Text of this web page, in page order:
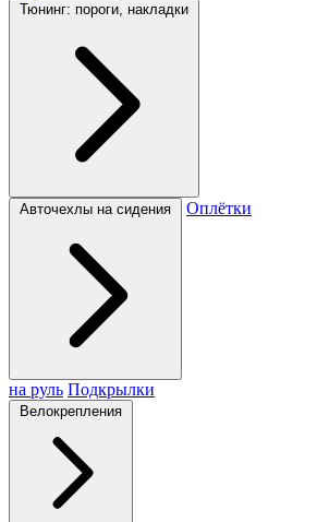
Тюнинг: пороги, накладки
Авточехлы на сидения Оплётки
на руль Подкрылки
Велокрепления